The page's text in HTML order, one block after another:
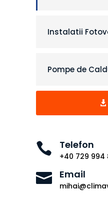
Instalatii
Pompe de
 Telefon
+40 729 994
 Email